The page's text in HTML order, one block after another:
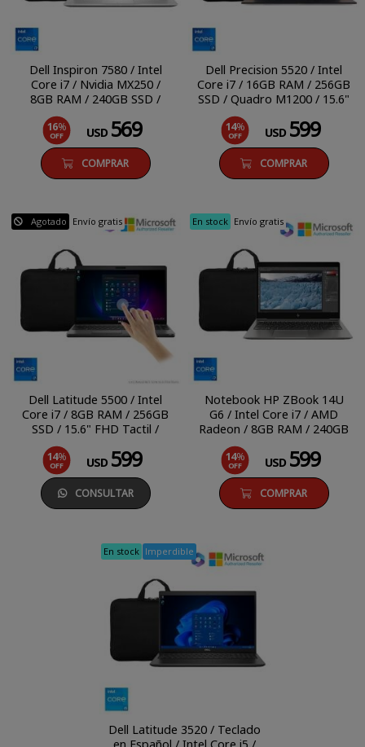
Dell Inspiron 7580 / Intel
Core i7 / Nvidia MX250 /
8GB RAM / 240GB SSD /
15.6" FHD / Windows 11 Pro
16%
OFF USD 569
COMPRAR
Dell Precision 5520 / Intel
Core i7 / 16GB RAM / 256GB
SSD / Quadro M1200 / 15.6"
FHD / Windows 10 Pro
14%
OFF USD 599
COMPRAR
Agotado Envío gratis
Dell Latitude 5500 / Intel
Core i7 / 8GB RAM / 256GB
SSD / 15.6" FHD Tactil /
Windows 11 Pro
14%
OFF USD 599
CONSULTAR
En stock Envío gratis
Notebook HP ZBook 14U
G6 / Intel Core i7 / AMD
Radeon / 8GB RAM / 240GB
SSD / 14'' 4K / Windows 11
Pro
14%
OFF USD 599
COMPRAR
En stock Imperdible
Dell Latitude 3520 / Teclado